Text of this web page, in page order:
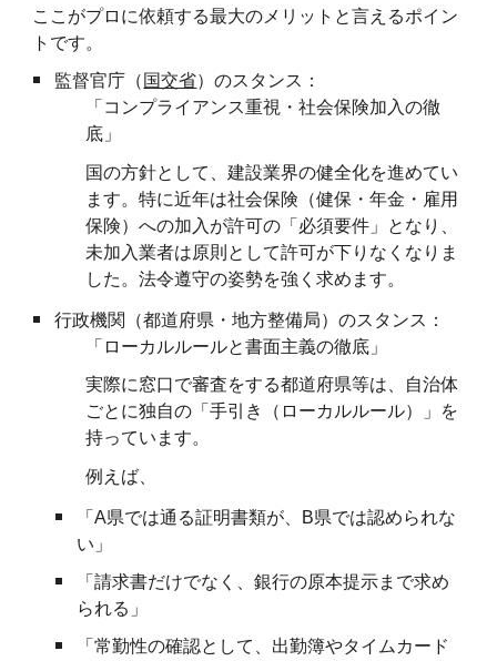
ここがプロに依頼する最大のメリットと言えるポイン
トです。
監督官庁（ 国交省）のスタンス：
「コンプライアンス重視・社会保険加入の徹
底」
国の方針として、建設業界の健全化を進めてい
ます。特に近年は社会保険（健保・年金・雇用
保険）への加入が許可の「必須要件」となり、
未加入業者は原則として許可が下りなくなりま
した。法令遵守の姿勢を強く求めます。
行政機関（都道府県・地方整備局）のスタンス：
「ローカルルールと書面主義の徹底」
実際に窓口で審査をする都道府県等は、自治体
ごとに独自の「手引き（ローカルルール）」を
持っています。
例えば、
「A県では通る証明書類が、B県では認められな
い」
「請求書だけでなく、銀行の原本提示まで求め
られる」
「常勤性の確認として、出勤簿やタイムカード